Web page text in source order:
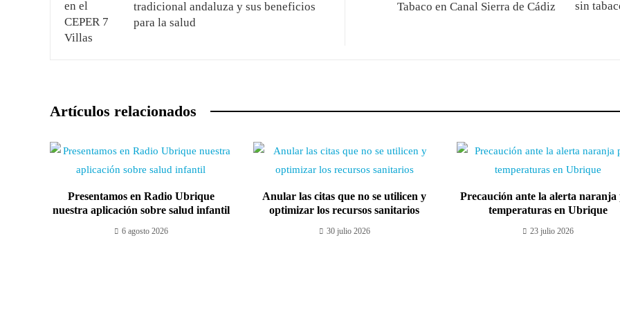
tradicional andaluza y sus beneficios
para la salud
Tabaco en Canal Sierra de Cádiz
Artículos relacionados
Presentamos en Radio Ubrique
nuestra aplicación sobre salud infantil
6 agosto 2026
Anular las citas que no se utilicen y
optimizar los recursos sanitarios
30 julio 2026
Precaución ante la alerta naranja
temperaturas en Ubrique
23 julio 2026